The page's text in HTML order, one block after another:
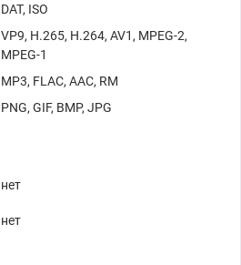
DAT, ISO
VP9, H.265, H.264, AV1, MPEG-2,
MPEG-1
MP3, FLAC, AAC, RM
PNG, GIF, BMP, JPG
нет
нет